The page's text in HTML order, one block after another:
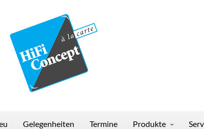
Gelegenheiten Termine Produkte